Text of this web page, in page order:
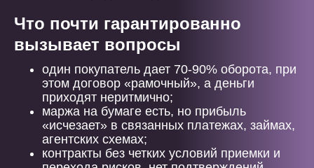
Что почти гарантированно
вызывает вопросы
один покупатель дает 70-90% оборота, при
этом договор «рамочный», а деньги
приходят неритмично;
маржа на бумаге есть, но прибыль
«исчезает» в связанных платежах, займах,
агентских схемах;
контракты без четких условий приемки и